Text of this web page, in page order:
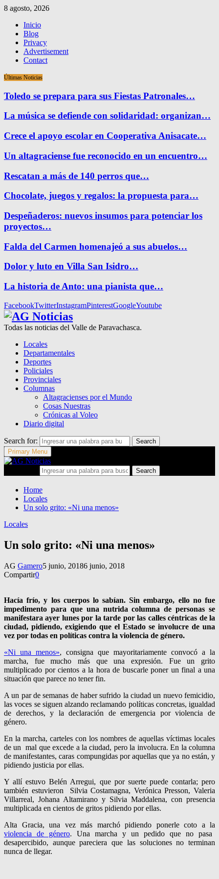
8 agosto, 2026
Inicio
Blog
Privacy
Advertisement
Contact
Últimas Noticias
Toledo se prepara para sus Fiestas Patronales…
La música se defiende con solidaridad: organizan…
Crece el apoyo escolar en Cooperativa Anisacate…
Un altagraciense fue reconocido en un encuentro…
Rescatan a más de 140 perros que…
Chocolate, juegos y regalos: la propuesta para…
Despeñaderos: nuevos insumos para potenciar los
proyectos…
Falda del Carmen homenajeó a sus abuelos…
Dolor y luto en Villa San Isidro…
La historia de Anto: una pianista que…
FacebookTwitterInstagramPinterestGoogleYoutube
Todas las noticias del Valle de Paravachasca.
Locales
Departamentales
Deportes
Policiales
Provinciales
Columnas
Altagracienses por el Mundo
Cosas Nuestras
Crónicas al Voleo
Diario digital
Search for:
Search
Primary Menu
Search
Home
Locales
Un solo grito: «Ni una menos»
Locales
Un solo grito: «Ni una menos»
AG Gamero5 junio, 20186 junio, 2018
Compartir0
Hacía frío, y los cuerpos lo sabían. Sin embargo, ello no fue
impedimento para que una nutrida columna de personas se
manifestara ayer lunes por la tarde por las calles céntricas de la
ciudad, pidiendo, exigiendo que el Estado se involucre de una
vez por todas en políticas contra la violencia de género.
«Ni una menos», consigna que mayoritariamente convocó a la
marcha, fue mucho más que una expresión. Fue un grito
multiplicado por cientos a la hora de buscarle poner un final a una
situación que parece no tener fin.
A un par de semanas de haber sufrido la ciudad un nuevo femicidio,
las voces se siguen alzando reclamando políticas concretas, igualdad
de derechos, y la declaración de emergencia por violencia de
género.
En la marcha, carteles con los nombres de aquellas víctimas locales
de un mal que excede a la ciudad, pero la involucra. En la columna
de manifestantes, caras compungidas por aquellas que ya no están, y
pidiendo justicia por ellas.
Y allí estuvo Belén Arregui, que por suerte puede contarla; pero
también estuvieron Silvia Costamagna, Verónica Presson, Valeria
Villarreal, Johana Altamirano y Silvia Maddalena, con presencia
multiplicada en cientos de gritos pidiendo por ellas.
Alta Gracia, una vez más marchó pidiendo ponerle coto a la
violencia de género. Una marcha y un pedido que no pasa
desapercibido, aunque pareciera que las soluciones no terminan
nunca de llegar.